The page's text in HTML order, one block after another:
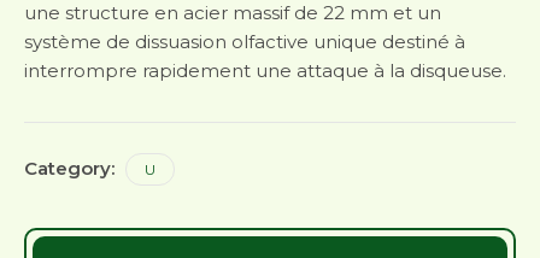
une structure en acier massif de 22 mm et un
système de dissuasion olfactive unique destiné à
interrompre rapidement une attaque à la disqueuse.
Category: U